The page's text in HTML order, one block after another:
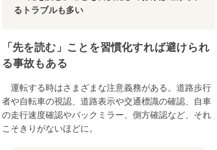
るトラブルも多い
「先を読む」ことを習慣化すれば避けられ
る事故もある
運転する時はさまざまな注意義務がある。道路歩行
者や自転車の視認、道路表示や交通標識の確認、自車
の走行速度確認やバックミラー、側方確認など、それ
こそきりがないほどに。